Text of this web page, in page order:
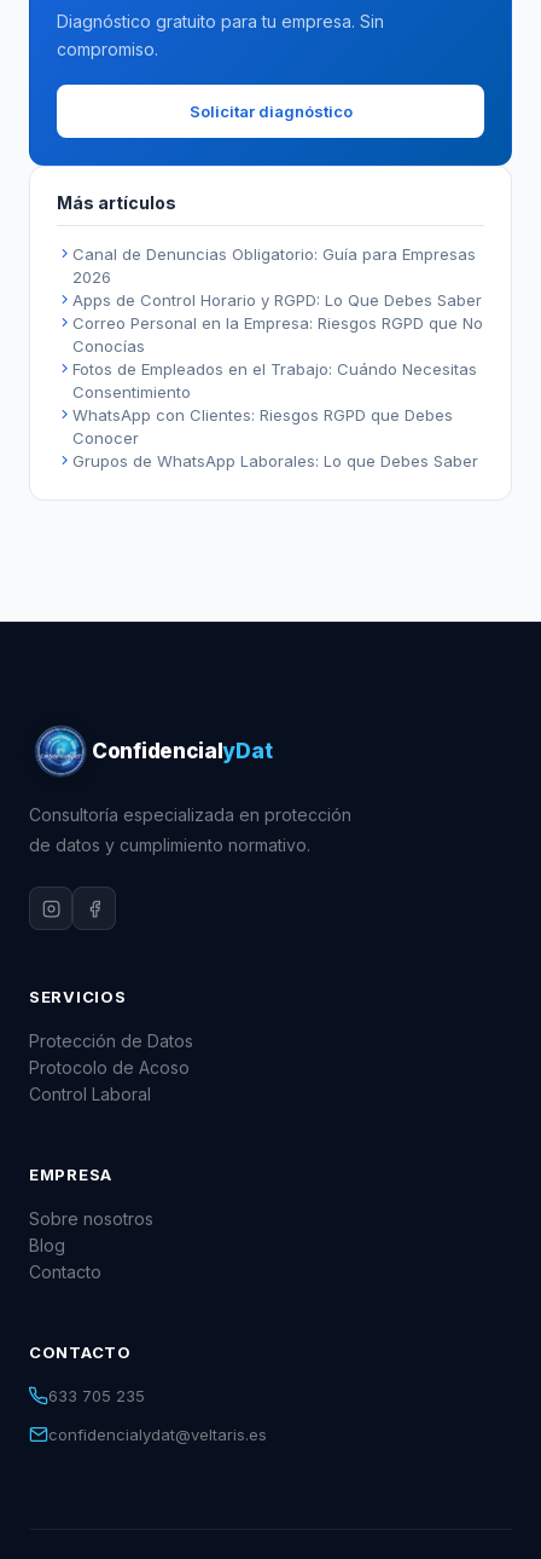
Diagnóstico gratuito para tu empresa. Sin
compromiso.
Solicitar diagnóstico
Más artículos
Canal de Denuncias Obligatorio: Guía para Empresas
2026
Apps de Control Horario y RGPD: Lo Que Debes Saber
Correo Personal en la Empresa: Riesgos RGPD que No
Conocías
Fotos de Empleados en el Trabajo: Cuándo Necesitas
Consentimiento
WhatsApp con Clientes: Riesgos RGPD que Debes
Conocer
Grupos de WhatsApp Laborales: Lo que Debes Saber
ConfidencialyDat
Consultoría especializada en protección
de datos y cumplimiento normativo.
SERVICIOS
Protección de Datos
Protocolo de Acoso
Control Laboral
EMPRESA
Sobre nosotros
Blog
Contacto
CONTACTO
633 705 235
confidencialydat@veltaris.es